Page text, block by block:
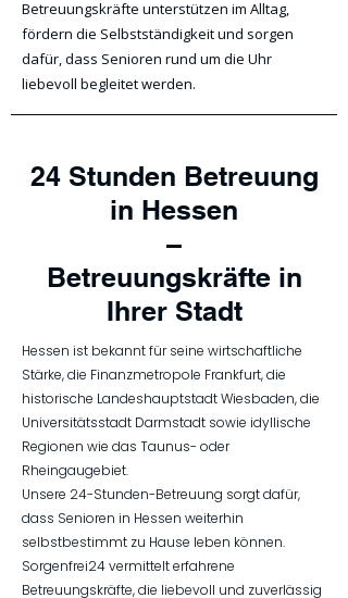
Betreuungskräfte unterstützen im Alltag,
fördern die Selbstständigkeit und sorgen
dafür, dass Senioren rund um die Uhr
liebevoll begleitet werden.
24 Stunden Betreuung
in Hessen
–
Betreuungskräfte in
Ihrer Stadt
Hessen ist bekannt für seine wirtschaftliche
Stärke, die Finanzmetropole Frankfurt, die
historische Landeshauptstadt Wiesbaden, die
Universitätsstadt Darmstadt sowie idyllische
Regionen wie das Taunus- oder
Rheingaugebiet.
Unsere 24-Stunden-Betreuung sorgt dafür,
dass Senioren in Hessen weiterhin
selbstbestimmt zu Hause leben können.
Sorgenfrei24 vermittelt erfahrene
Betreuungskräfte, die liebevoll und zuverlässig